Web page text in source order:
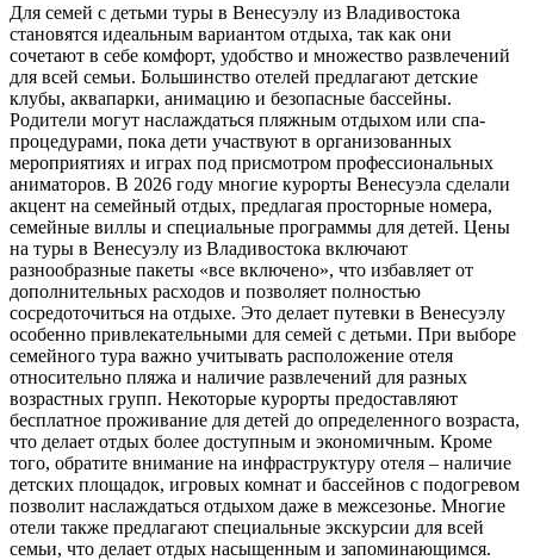
Для семей с детьми туры в Венесуэлу из Владивостока
становятся идеальным вариантом отдыха, так как они
сочетают в себе комфорт, удобство и множество развлечений
для всей семьи. Большинство отелей предлагают детские
клубы, аквапарки, анимацию и безопасные бассейны.
Родители могут наслаждаться пляжным отдыхом или спа-
процедурами, пока дети участвуют в организованных
мероприятиях и играх под присмотром профессиональных
аниматоров. В 2026 году многие курорты Венесуэла сделали
акцент на семейный отдых, предлагая просторные номера,
семейные виллы и специальные программы для детей. Цены
на туры в Венесуэлу из Владивостока включают
разнообразные пакеты «все включено», что избавляет от
дополнительных расходов и позволяет полностью
сосредоточиться на отдыхе. Это делает путевки в Венесуэлу
особенно привлекательными для семей с детьми. При выборе
семейного тура важно учитывать расположение отеля
относительно пляжа и наличие развлечений для разных
возрастных групп. Некоторые курорты предоставляют
бесплатное проживание для детей до определенного возраста,
что делает отдых более доступным и экономичным. Кроме
того, обратите внимание на инфраструктуру отеля – наличие
детских площадок, игровых комнат и бассейнов с подогревом
позволит наслаждаться отдыхом даже в межсезонье. Многие
отели также предлагают специальные экскурсии для всей
семьи, что делает отдых насыщенным и запоминающимся.